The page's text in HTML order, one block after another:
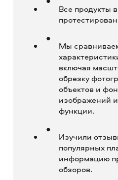
Все продукты
Мы
включая
обрезку
объектов и
изображений
функции.
Изучили
популярных
информацию
обзоров.